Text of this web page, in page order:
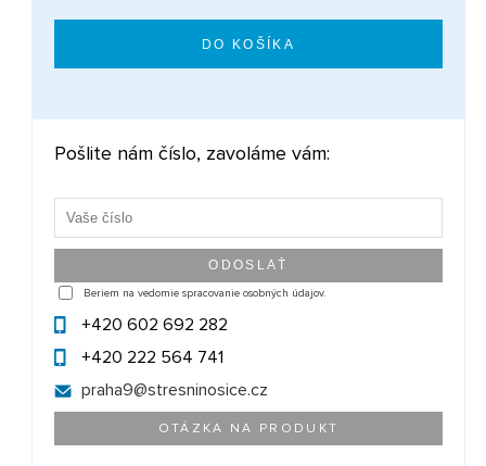
Pošlite nám číslo, zavoláme vám:
Beriem na vedomie spracovanie osobných údajov.
+420 602 692 282
+420 222 564 741
praha9@stresninosice.cz
OTÁZKA NA PRODUKT